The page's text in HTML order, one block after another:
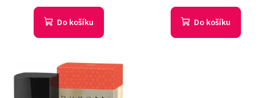
Do košíku Do košíku